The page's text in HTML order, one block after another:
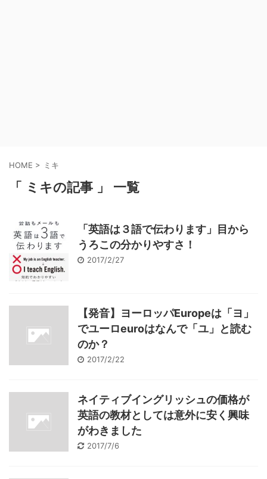
HOME > ミキ
「 ミキの記事 」 一覧
「英語は３語で伝わります」目から
うろこの分かりやすさ！
2017/2/27
【発音】ヨーロッパEuropeは「ヨ」
でユーロeuroはなんで「ユ」と読む
のか？
2017/2/22
ネイティブイングリッシュの価格が
英語の教材としては意外に安く興味
がわきました
2017/7/6